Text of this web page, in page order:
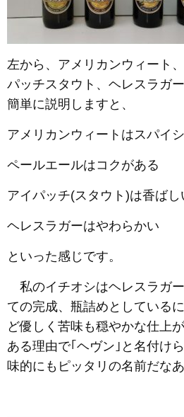
左から、アメリカンウィート
パッチスタウト、ヘレスラガ
簡単に説明しますと、
アメリカンウィートはスパイ
ペールエールはコクがある
アイパッチ(スタウト)は香ばし
ヘレスラガーはやわらかい
といった感じです。
私のイチオシはヘレスラガ
ての完成、瓶詰めとしている
ど優しく苦味も穏やかな仕上
ある理由で｢ヘヴン｣と名付け
味的にもピッタリの名前だな